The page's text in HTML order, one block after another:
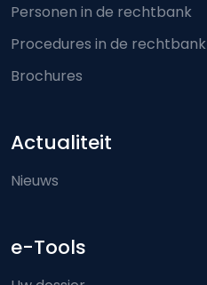
Personen in de rechtbank
Procedures in de rechtbank
Brochures
Actualiteit
Nieuws
e-Tools